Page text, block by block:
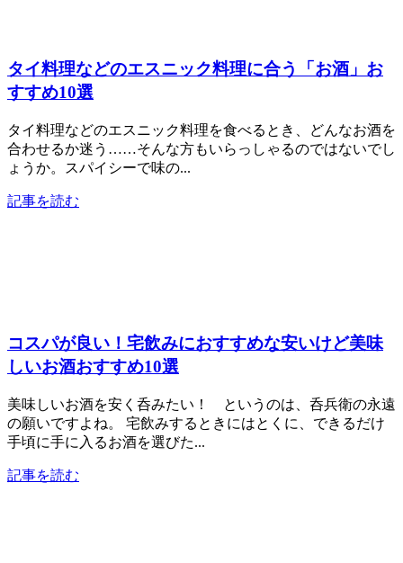
タイ料理などのエスニック料理に合う「お酒」お
すすめ10選
タイ料理などのエスニック料理を食べるとき、どんなお酒を
合わせるか迷う……そんな方もいらっしゃるのではないでし
ょうか。スパイシーで味の...
記事を読む
コスパが良い！宅飲みにおすすめな安いけど美味
しいお酒おすすめ10選
美味しいお酒を安く呑みたい！ というのは、呑兵衛の永遠
の願いですよね。 宅飲みするときにはとくに、できるだけ
手頃に手に入るお酒を選びた...
記事を読む